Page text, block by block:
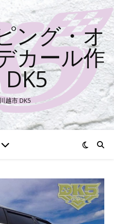
ング・オ
カール作
越市 DK5